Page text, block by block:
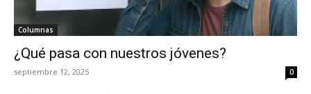
Columnas
¿Qué pasa con nuestros jóvenes?
septiembre 12, 2025 0